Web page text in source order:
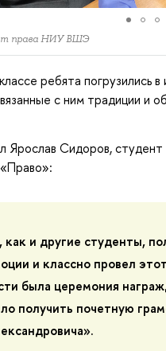
права НИУ ВШЭ
ребята погрузились
с ним традиции и
Ярослав Сидоров, студент
как и другие студенты,
и классно провел
была церемония
получить почетную